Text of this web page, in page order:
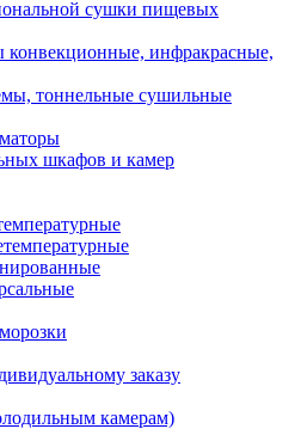
сушки пищевых
инфракрасные,
тоннельные сушильные
шкафов и камер
заказу
камерам)